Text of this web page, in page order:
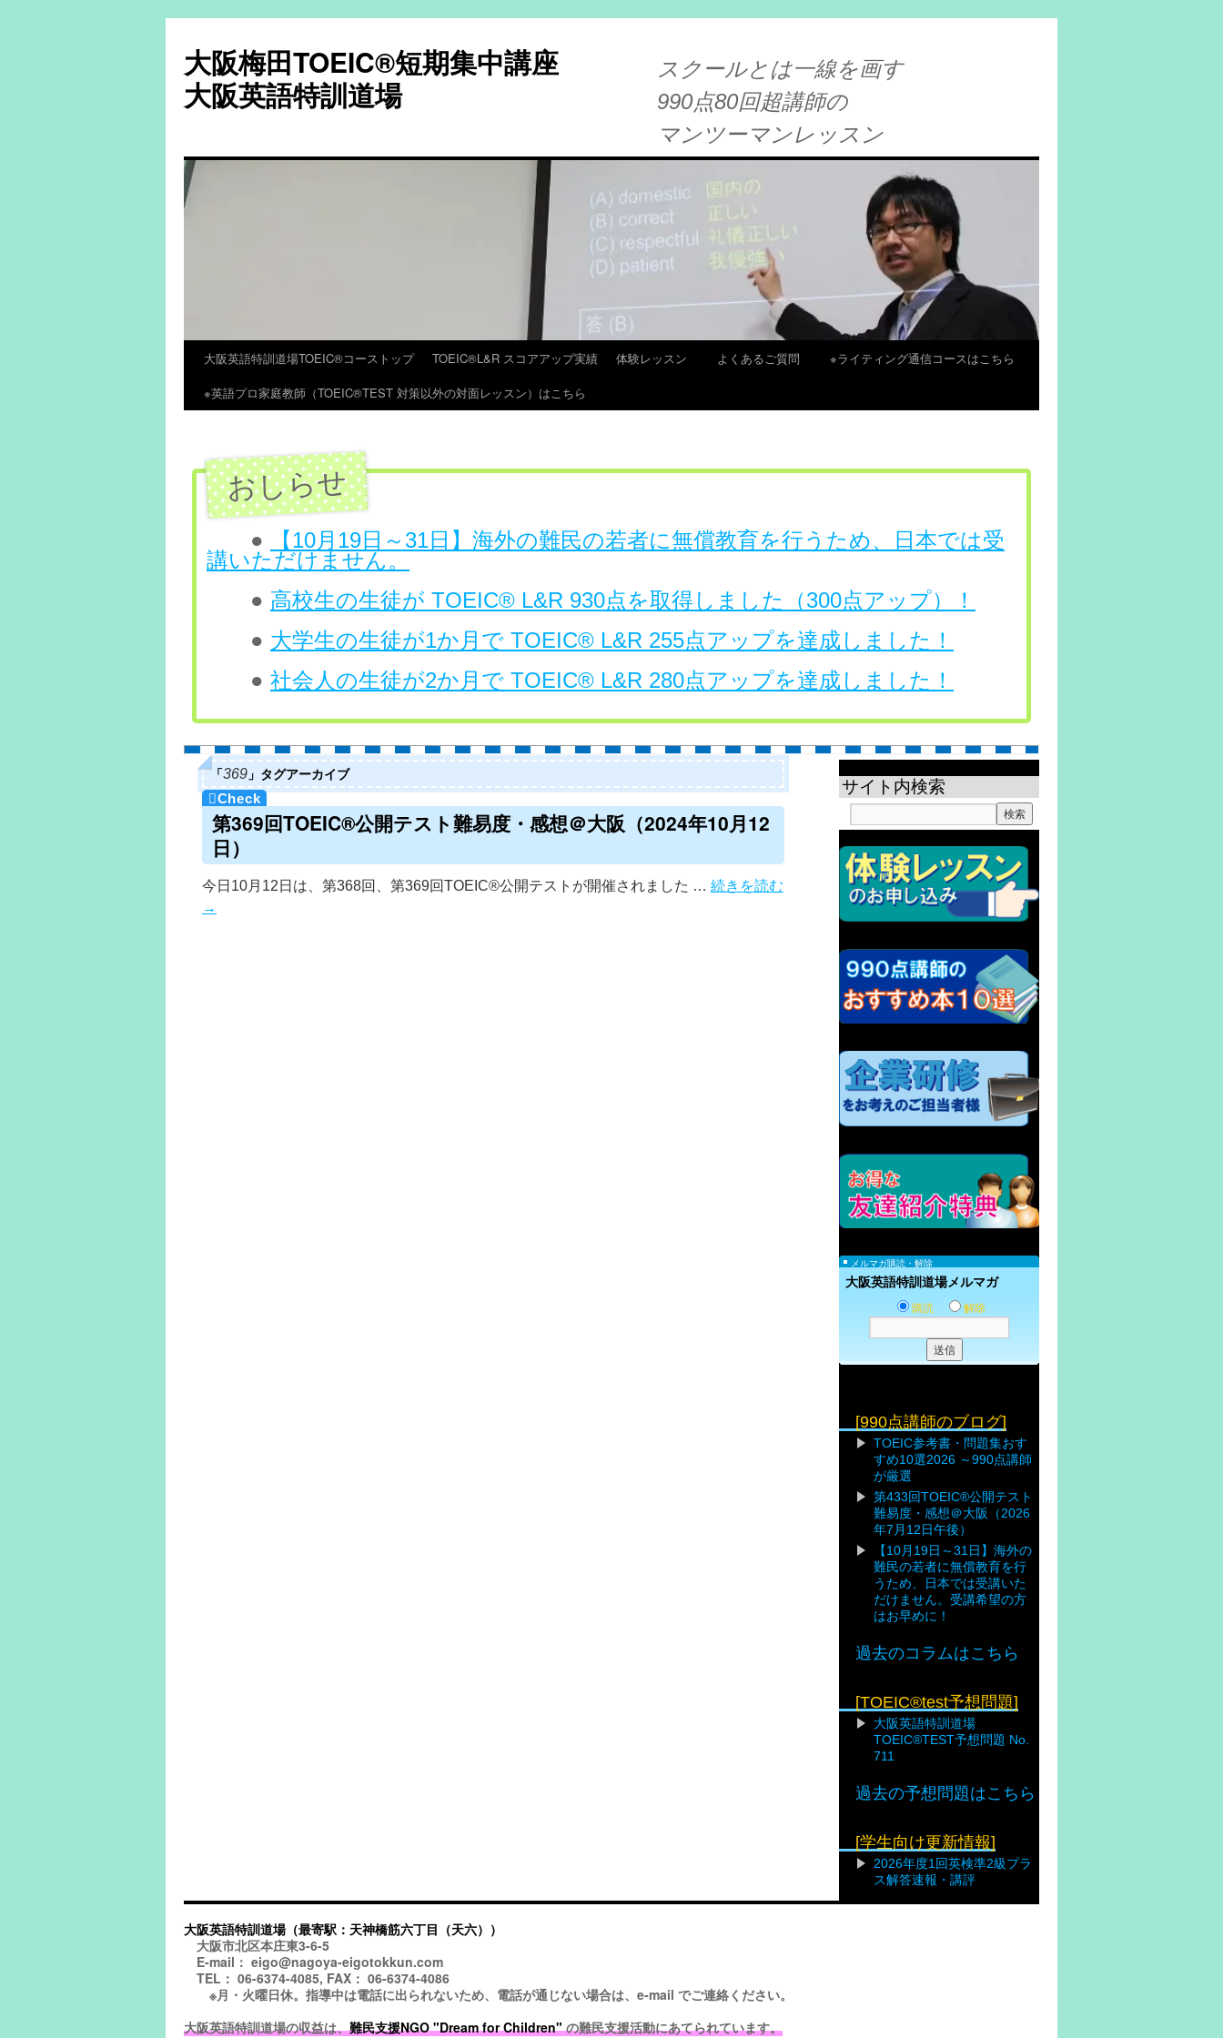
大阪梅田TOEIC®短期集中講座
大阪英語特訓道場
スクールとは一線を画す
990点80回超講師の
マンツーマンレッスン
大阪英語特訓道場TOEIC®コーストップ TOEIC®L&R スコアアップ実績 体験レッスン よくあるご質問
※ライティング通信コースはこちら
※英語プロ家庭教師（TOEIC®TEST 対策以外の対面レッスン）はこちら
●
【10月19日～31日】海外の難民の若者に無償教育を行うため、日本では受
講いただけません。
● 高校生の生徒が TOEIC® L&R 930点を取得しました（300点アップ）！
● 大学生の生徒が1か月で TOEIC® L&R 255点アップを達成しました！
● 社会人の生徒が2か月で TOEIC® L&R 280点アップを達成しました！
「369 」タグアーカイブ
第369回TOEIC®公開テスト難易度・感想＠大阪（2024年10月12
日）
今日10月12日は、第368回、第369回TOEIC®公開テストが開催されました … 続きを読む
→
サイト内検索
メルマガ購読・解除
大阪英語特訓道場メルマガ
購読 解除
[990点講師のブログ]
TOEIC参考書・問題集おす
すめ10選2026 ～990点講師
が厳選
第433回TOEIC®公開テスト
難易度・感想＠大阪（2026
年7月12日午後）
【10月19日～31日】海外の
難民の若者に無償教育を行
うため、日本では受講いた
だけません。受講希望の方
はお早めに！
過去のコラムはこちら
[TOEIC®test予想問題]
大阪英語特訓道場
TOEIC®TEST予想問題 No.
711
過去の予想問題はこちら
[学生向け更新情報]
2026年度1回英検準2級プラ
ス解答速報・講評
大阪英語特訓道場（最寄駅：天神橋筋六丁目（天六））
大阪市北区本庄東3-6-5
E-mail： eigo@nagoya-eigotokkun.com
TEL： 06-6374-4085, FAX： 06-6374-4086
※月・火曜日休。指導中は電話に出られないため、電話が通じない場合は、e-mail でご連絡ください。
大阪英語特訓道場の収益は、難民支援NGO "Dream for Children"の難民支援活動にあてられています。